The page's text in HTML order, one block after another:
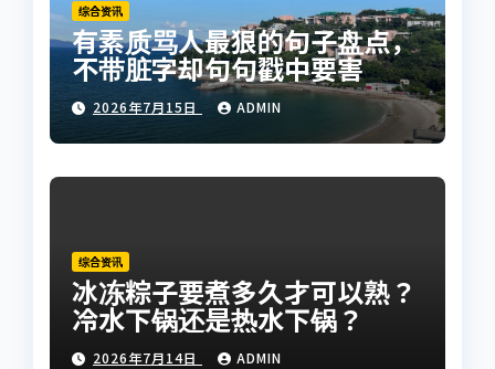
综合资讯
有素质骂人最狠的句子盘点，
不带脏字却句句戳中要害
2026年7月15日 ADMIN
综合资讯
冰冻粽子要煮多久才可以熟？
冷水下锅还是热水下锅？
2026年7月14日 ADMIN